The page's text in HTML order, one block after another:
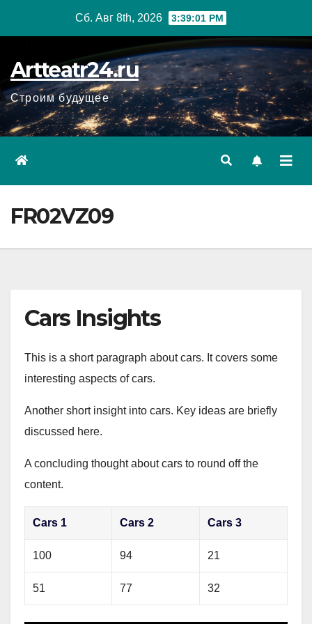
Сб. Авг 8th, 2026 3:39:02 PM
Artteatr24.ru
Строим будущее
FR02VZ09
Cars Insights
This is a short paragraph about cars. It covers some
interesting aspects of cars.
Another short insight into cars. Key ideas are briefly
discussed here.
A concluding thought about cars to round off the
content.
Cars 1 Cars 2 Cars 3
100 94 21
51 77 32